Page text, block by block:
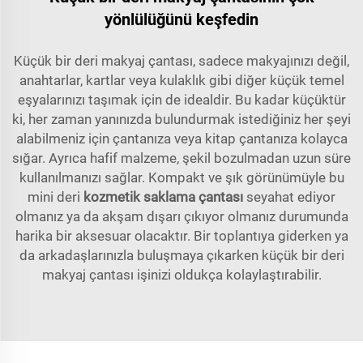
yönlülüğünü keşfedin
Küçük bir deri makyaj çantası, sadece makyajınızı değil,
anahtarlar, kartlar veya kulaklık gibi diğer küçük temel
eşyalarınızı taşımak için de idealdir. Bu kadar küçüktür
ki, her zaman yanınızda bulundurmak istediğiniz her şeyi
alabilmeniz için çantanıza veya kitap çantanıza kolayca
sığar. Ayrıca hafif malzeme, şekil bozulmadan uzun süre
kullanılmanızı sağlar. Kompakt ve şık görünümüyle bu
mini deri kozmetik saklama çantası seyahat ediyor
olmanız ya da akşam dışarı çıkıyor olmanız durumunda
harika bir aksesuar olacaktır. Bir toplantıya giderken ya
da arkadaşlarınızla buluşmaya çıkarken küçük bir deri
makyaj çantası işinizi oldukça kolaylaştırabilir.